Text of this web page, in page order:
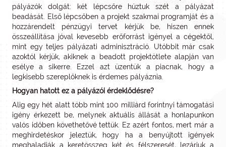
pályázók dolgát: két lépcsőre húztuk szét a pályázat
beadását. Első lépcsőben a projekt szakmai programját és a
hozzárendelt pénzügyi tervet kérjük be, hiszen ennek
összeállítása jóval kevesebb erőforrást igényel a cégektől,
mint egy teljes pályázati adminisztráció. Utóbbit már csak
azoktól kérjük, akiknek a beadott projektötlete alapján van
esélye a sikerre. Ezzel azt üzentük a piacnak, hogy a
legkisebb szereplőknek is érdemes pályáznia.
Hogyan hatott ez a pályázói érdeklődésre?
Alig egy hét alatt több mint 100 milliárd forintnyi támogatási
igény érkezett be, melynek aktuális állását a honlapunkon
valós időben követhetővé tettük. Ez azért fontos, mert már a
meghirdetéskor jeleztük, hogy ha a benyújtott igények
meghaladják a keretösszeg két és félszeresét, lezárjuk a